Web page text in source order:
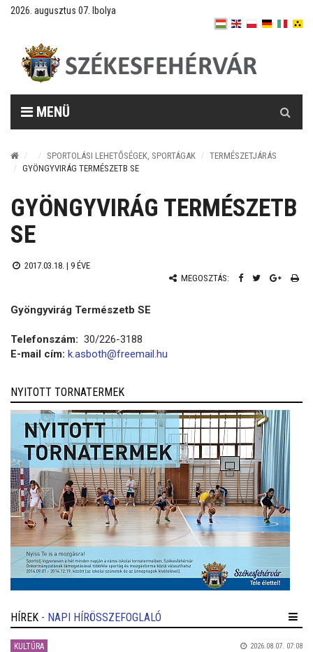
2026. augusztus 07. Ibolya
MENÜ
SPORTOLÁSI LEHETŐSÉGEK, SPORTÁGAK
TERMÉSZETJÁRÁS
GYÖNGYVIRÁG TERMÉSZETB SE
GYÖNGYVIRÁG TERMÉSZETB
SE
2017.03.18. | 9 ÉVE
MEGOSZTÁS:
Gyöngyvirág Természetb SE
Telefonszám: 30/226-3188
E-mail cím: k.asboth@freemail.hu
NYITOTT TORNATERMEK
HÍREK - NAPI HÍRÖSSZEFOGLALÓ
KULTÚRA 2026.08.07. 07:08